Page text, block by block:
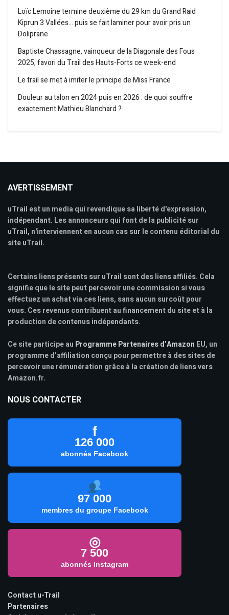
Loïc Lemoine termine deuxième du 29 km du Grand Raid
Kiprun 3 Vallées… puis se fait laminer pour avoir pris un
Doliprane
Baptiste Chassagne, vainqueur de la Diagonale des Fous
2025, favori du Trail des Hauts-Forts ce week-end
Le trail se met à imiter le principe de Miss France
Douleur au talon en 2024 puis en 2026 : de quoi souffre
exactement Mathieu Blanchard ?
AVERTISSEMENT
uTrail est un media qui revendique sa liberté d'expression,
indépendant. Les annonceurs qui font de la publicité sur
uTrail, n'interviennent en aucun cas sur le contenu éditorial du
site uTrail.
Certains liens présents sur uTrail sont des liens affiliés. Cela
signifie que le site peut percevoir une commission si vous
effectuez un achat via ces liens, sans aucun surcoût pour
vous. Ces revenus contribuent au financement du site et à la
production de contenus indépendants.
Ce site participe au Programme Partenaires d’Amazon EU, un
programme d’affiliation conçu pour permettre à des sites de
percevoir une rémunération grâce à la création de liens vers
Amazon.fr.
NOUS CONTACTER
f
126 000
abonnés Facebook
97 000
membres du groupe Facebook
◎
7 500
abonnés Instagram
Contact u-Trail
Partenaires